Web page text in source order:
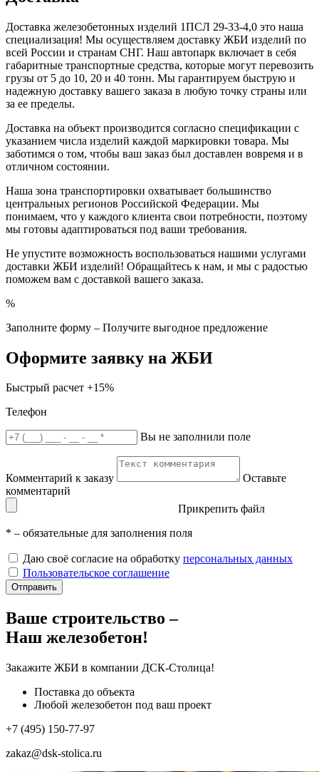
Доставка железобетонных изделий 1ПСЛ 29-33-4,0 это наша
специализация! Мы осуществляем доставку ЖБИ изделий по
всей России и странам СНГ. Наш автопарк включает в себя
габаритные транспортные средства, которые могут перевозить
грузы от 5 до 10, 20 и 40 тонн. Мы гарантируем быструю и
надежную доставку вашего заказа в любую точку страны или
за ее пределы.
Доставка на объект производится согласно спецификации с
указанием числа изделий каждой маркировки товара. Мы
заботимся о том, чтобы ваш заказ был доставлен вовремя и в
отличном состоянии.
Наша зона транспортировки охватывает большинство
центральных регионов Российской Федерации. Мы
понимаем, что у каждого клиента свои потребности, поэтому
мы готовы адаптироваться под ваши требования.
Не упустите возможность воспользоваться нашими услугами
доставки ЖБИ изделий! Обращайтесь к нам, и мы с радостью
поможем вам с доставкой вашего заказа.
%
Заполните форму – Получите выгодное предложение
Оформите заявку на ЖБИ
Быстрый расчет +15%
Телефон
Вы не заполнили поле
Комментарий к заказу
Оставьте
комментарий
Прикрепить файл
* – обязательные для заполнения поля
Даю своё согласие на обработку персональных данных
Пользовательское соглашение
Отправить
Ваше строительство –
Наш железобетон!
Закажите ЖБИ в компании ДСК-Столица!
Поставка до объекта
Любой железобетон под ваш проект
+7 (495) 150-77-97
zakaz@dsk-stolica.ru